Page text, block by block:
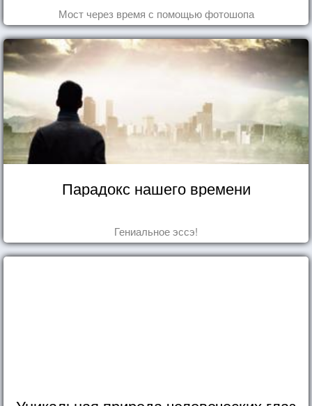
Мост через время с помощью фотошопа
Парадокс нашего времени
Гениальное эссэ!